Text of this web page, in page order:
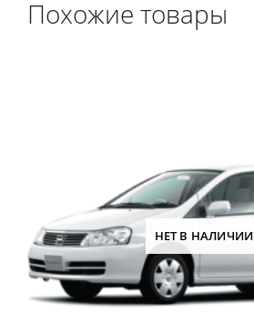
Похожие товары
НЕТ В НАЛИЧИИ